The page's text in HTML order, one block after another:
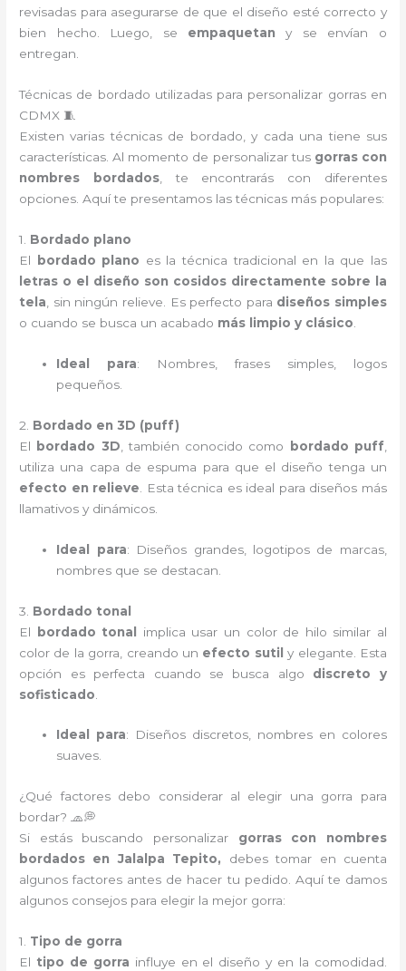
revisadas para asegurarse de que el diseño esté correcto y
bien hecho. Luego, se empaquetan y se envían o
entregan.
Técnicas de bordado utilizadas para personalizar gorras en
CDMX 🧵
Existen varias técnicas de bordado, y cada una tiene sus
características. Al momento de personalizar tus gorras con
nombres bordados, te encontrarás con diferentes
opciones. Aquí te presentamos las técnicas más populares:
1. Bordado plano
El
bordado plano es la técnica tradicional en la que las
letras o el diseño son cosidos directamente sobre la
tela , sin ningún relieve. Es perfecto para diseños simples
o cuando se busca un acabado más limpio y clásico
Ideal para: Nombres, frases simples, logos
pequeños.
2. Bordado en 3D (puff)
El
bordado 3D , también conocido como bordado puff,
utiliza una capa de espuma para que el diseño tenga un
efecto en relieve . Esta técnica es ideal para diseños más
llamativos y dinámicos.
Ideal para: Diseños grandes, logotipos de marcas,
nombres que se destacan.
3. Bordado tonal
El bordado tonal implica usar un color de hilo similar al
color de la gorra, creando un efecto sutil y elegante. Esta
opción es perfecta cuando se busca algo discreto y
sofisticado
Ideal para: Diseños discretos, nombres en colores
suaves.
¿Qué factores debo considerar al elegir una gorra para
bordar? 🧢💭
Si estás buscando personalizar gorras con nombres
bordados en Jalalpa Tepito, debes tomar en cuenta
algunos factores antes de hacer tu pedido. Aquí te damos
algunos consejos para elegir la mejor gorra:
1. Tipo de gorra
El tipo de gorra influye en el diseño y en la comodidad.